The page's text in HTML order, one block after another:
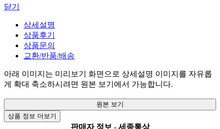
닫기
상세설명
상품후기
상품문의
교환/반품/배송
아래 이미지는 미리보기 화면으로 상세설명 이미지를 자유롭
게 확대 축소하시려면 원본 보기에서 가능합니다.
원본 보기
상품 정보 더보기
판매자 정보 - 세종통상